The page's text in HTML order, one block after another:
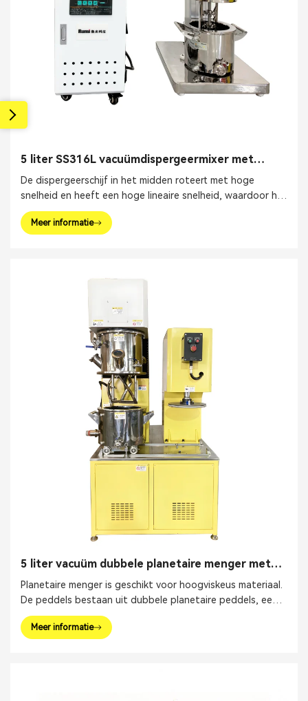
5 liter SS316L vacuümdispergeermixer met
dubbele as en verwarming
De dispergeerschijf in het midden roteert met hoge
snelheid en heeft een hoge lineaire snelheid, waardoor het
poeder snel in de vloeistof oplost en agglomeratie wordt
voorkomen.
Meer informatie
5 liter vacuüm dubbele planetaire menger met
pers
Planetaire menger is geschikt voor hoogviskeus materiaal.
De peddels bestaan ​​uit dubbele planetaire peddels, een
hogesnelheidsverspreider en een muurschraper.
Meer informatie